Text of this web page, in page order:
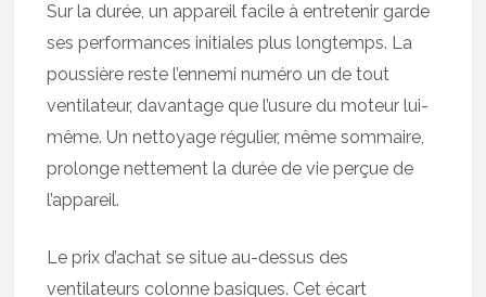
Sur la durée, un appareil facile à entretenir garde
ses performances initiales plus longtemps. La
poussière reste l’ennemi numéro un de tout
ventilateur, davantage que l’usure du moteur lui-
même. Un nettoyage régulier, même sommaire,
prolonge nettement la durée de vie perçue de
l’appareil.
Le prix d’achat se situe au-dessus des
ventilateurs colonne basiques. Cet écart